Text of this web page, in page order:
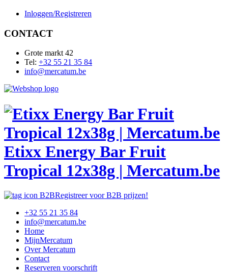
Inloggen/Registreren
CONTACT
Grote markt 42
Tel: +32 55 21 35 84
info@mercatum.be
Etixx Energy Bar Fruit
Tropical 12x38g | Mercatum.be
Registreer voor B2B prijzen!
+32 55 21 35 84
info@mercatum.be
Home
MijnMercatum
Over Mercatum
Contact
Reserveren voorschrift